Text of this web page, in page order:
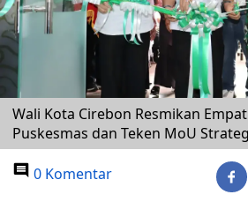
Wali Kota Cirebon Resmikan
Puskesmas dan Teken MoU
0 Komentar